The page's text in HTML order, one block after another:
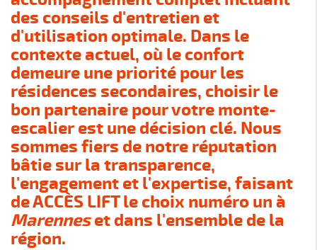
des conseils d'entretien et
d'utilisation optimale. Dans le
contexte actuel, où le confort
demeure une priorité pour les
résidences secondaires, choisir le
bon partenaire pour votre monte-
escalier est une décision clé. Nous
sommes fiers de notre réputation
bâtie sur la transparence,
l'engagement et l'expertise, faisant
de ACCÈS LIFT le choix numéro un à
Marenneset dans l'ensemble de la
région.